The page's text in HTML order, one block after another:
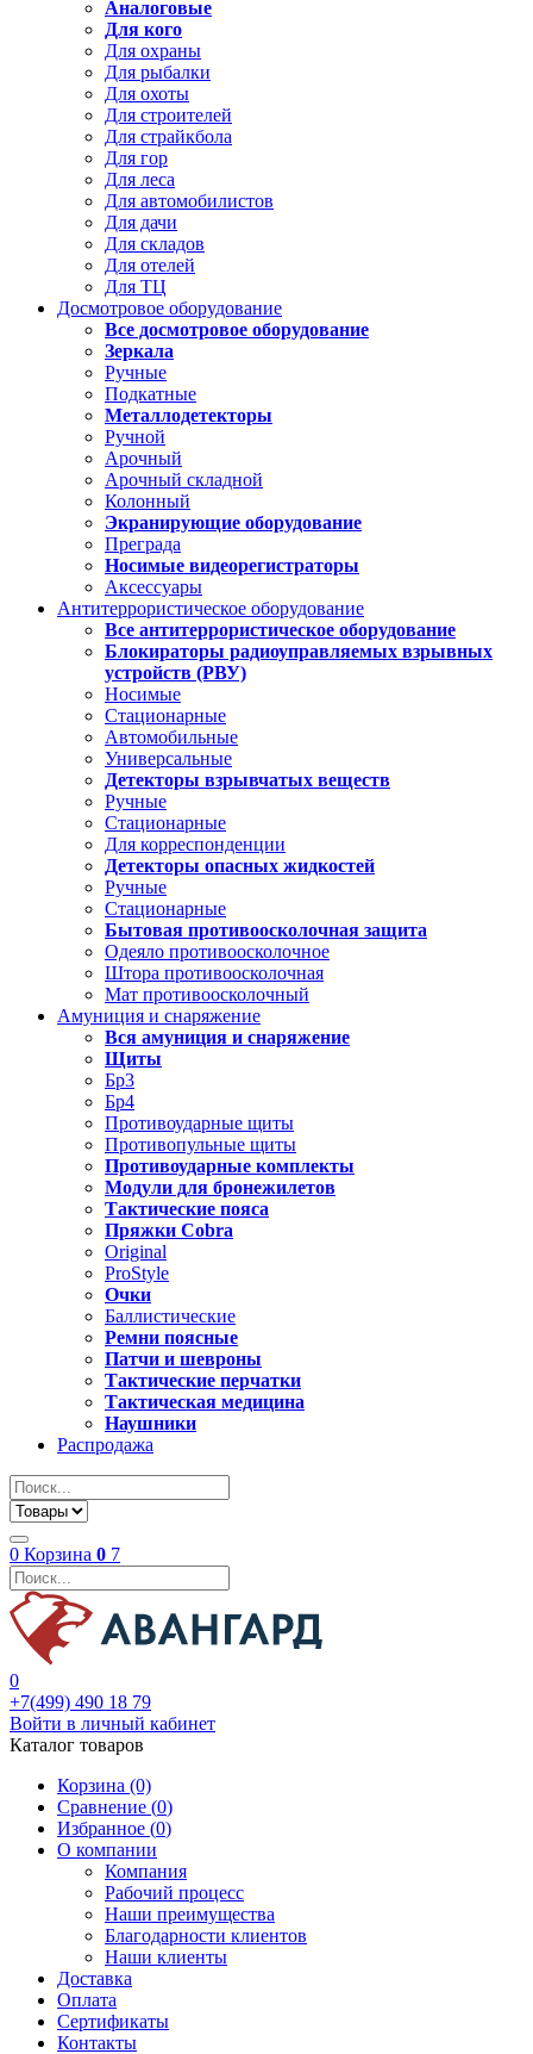
Аналоговые
Для кого
Для охраны
Для рыбалки
Для охоты
Для строителей
Для страйкбола
Для гор
Для леса
Для автомобилистов
Для дачи
Для складов
Для отелей
Для ТЦ
Досмотровое оборудование
Все досмотровое оборудование
Зеркала
Ручные
Подкатные
Металлодетекторы
Ручной
Арочный
Арочный складной
Колонный
Экранирующие оборудование
Преграда
Носимые видеорегистраторы
Аксессуары
Антитеррористическое оборудование
Все антитеррористическое оборудование
Блокираторы радиоуправляемых взрывных
устройств (РВУ)
Носимые
Стационарные
Автомобильные
Универсальные
Детекторы взрывчатых веществ
Ручные
Стационарные
Для корреспонденции
Детекторы опасных жидкостей
Ручные
Стационарные
Бытовая противоосколочная защита
Одеяло противоосколочное
Штора противоосколочная
Мат противоосколочный
Амуниция и снаряжение
Вся амуниция и снаряжение
Щиты
Бр3
Бр4
Противоударные щиты
Противопульные щиты
Противоударные комплекты
Модули для бронежилетов
Тактические пояса
Пряжки Cobra
Original
ProStyle
Очки
Баллистические
Ремни поясные
Патчи и шевроны
Тактические перчатки
Тактическая медицина
Наушники
Распродажа
0 Корзина 0 7
0
+7(499) 490 18 79
Войти в личный кабинет
Каталог товаров
Корзина (0)
Сравнение (0)
Избранное (0)
О компании
Компания
Рабочий процесс
Наши преимущества
Благодарности клиентов
Наши клиенты
Доставка
Оплата
Сертификаты
Контакты